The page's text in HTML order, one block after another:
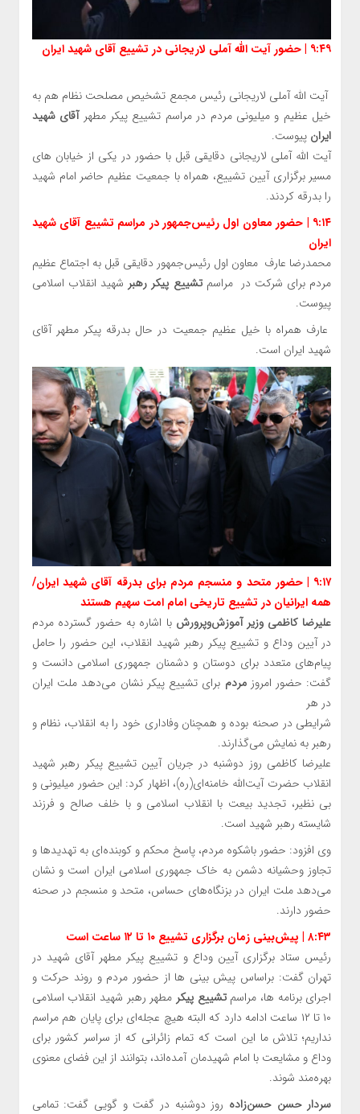
۹:۴۹ | حضور آیت الله آملی لاریجانی در تشییع آقای شهید ایران
آیت الله آملی لاریجانی رئیس مجمع تشخیص مصلحت نظام هم به
خیل عظیم و میلیونی مردم در مراسم تشییع پیکر مطهر آقای شهید
ایران پیوست.
آیت الله آملی لاریجانی دقایقی قبل با حضور در یکی از خیابان های
مسیر برگزاری آیین تشییع، همراه با جمعیت عظیم حاضر امام شهید
را بدرقه کردند.
۹:۱۴ | حضور معاون اول رئیس‌جمهور در مراسم تشییع آقای شهید
ایران
محمدرضا عارف معاون اول رئیس‌جمهور دقایقی قبل به اجتماع عظیم
مردم برای شرکت در مراسمتشییع پیکر رهبر شهید انقلاب اسلامی
پیوست.
عارف همراه با خیل عظیم جمعیت در حال بدرقه پیکر مطهر آقای
شهید ایران است.
۹:۱۷ | حضور متحد و منسجم مردم برای بدرقه آقای شهید ایران/
همه ایرانیان در تشییع تاریخی امام امت سهیم‌ هستند
علیرضا کاظمی وزیر آموزش‌وپرورش با اشاره به حضور گسترده مردم
در آیین وداع و تشییع پیکر رهبر شهید انقلاب، این حضور را حامل
پیام‌های متعدد برای دوستان و دشمنان جمهوری اسلامی دانست و
گفت: حضور امروزمردم برای تشییع پیکر نشان می‌دهد ملت ایران
در هر
شرایطی در صحنه بوده و همچنان وفاداری خود را به انقلاب، نظام و
رهبر به نمایش می‌گذارند.
علیرضا کاظمی روز دوشنبه در جریان آیین تشییع پیکر رهبر شهید
انقلاب حضرت آیت‌الله خامنه‌ای(ره)، اظهار کرد: این حضور میلیونی و
بی نظیر، تجدید بیعت با انقلاب اسلامی و با خلف صالح و فرزند
شایسته رهبر شهید است.
وی افزود: حضور باشکوه مردم، پاسخ محکم و کوبنده‌ای به تهدیدها و
تجاوز وحشیانه دشمن به خاک جمهوری اسلامی ایران است و نشان
می‌دهد ملت ایران در بزنگاه‌های حساس، متحد و منسجم در صحنه
حضور دارند.
۸:۴۳ | پیش‌بینی زمان برگزاری تشییع ۱۰ تا ۱۲ ساعت است
رئیس ستاد برگزاری آیین وداع و تشییع پیکر مطهر آقای شهید در
تهران گفت: براساس پیش بینی ها از حضور مردم و روند حرکت و
اجرای برنامه ها، مراسمتشییع پیکر مطهر رهبر شهید انقلاب اسلامی
۱۰ تا ۱۲ ساعت ادامه دارد که البته هیچ عجله‌ای برای پایان هم مراسم
نداریم؛ تلاش ما این است که تمام زائرانی که از سراسر کشور برای
وداع و مشایعت با امام شهیدمان آمده‌اند، بتوانند از این فضای معنوی
بهره‌مند شوند.
سردار حسن حسن‌زاده روز دوشنبه در گفت و گویی گفت: تمامی